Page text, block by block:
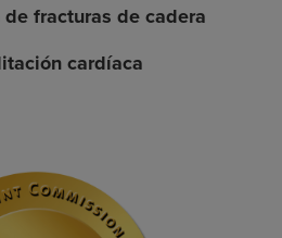
fracturas de cadera
cardíaca